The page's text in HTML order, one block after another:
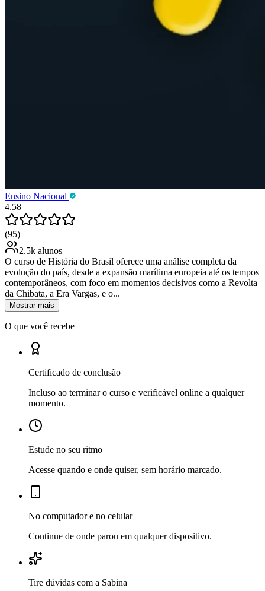
Ensino Nacional
4.58
(95)
2.5k alunos
O curso de História do Brasil oferece uma análise completa da
evolução do país, desde a expansão marítima europeia até os tempos
contemporâneos, com foco em momentos decisivos como a Revolta
da Chibata, a Era Vargas, e o...
Mostrar mais
O que você recebe
Certificado de conclusão
Incluso ao terminar o curso e verificável online a qualquer
momento.
Estude no seu ritmo
Acesse quando e onde quiser, sem horário marcado.
No computador e no celular
Continue de onde parou em qualquer dispositivo.
Tire dúvidas com a Sabina